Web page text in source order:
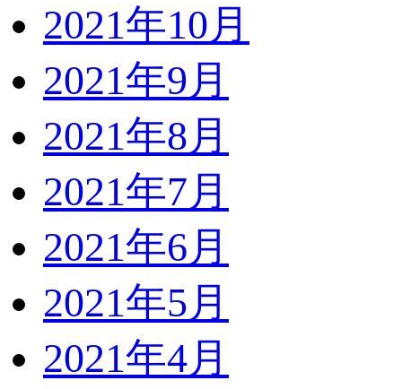
2021年10月
2021年9月
2021年8月
2021年7月
2021年6月
2021年5月
2021年4月